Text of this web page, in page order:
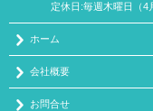
定休日:毎週木曜日（4
ホーム
会社概要
お問合せ